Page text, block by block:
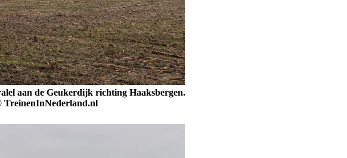
aan de Geukerdijk richting Haaksbergen.
TreinenInNederland.nl